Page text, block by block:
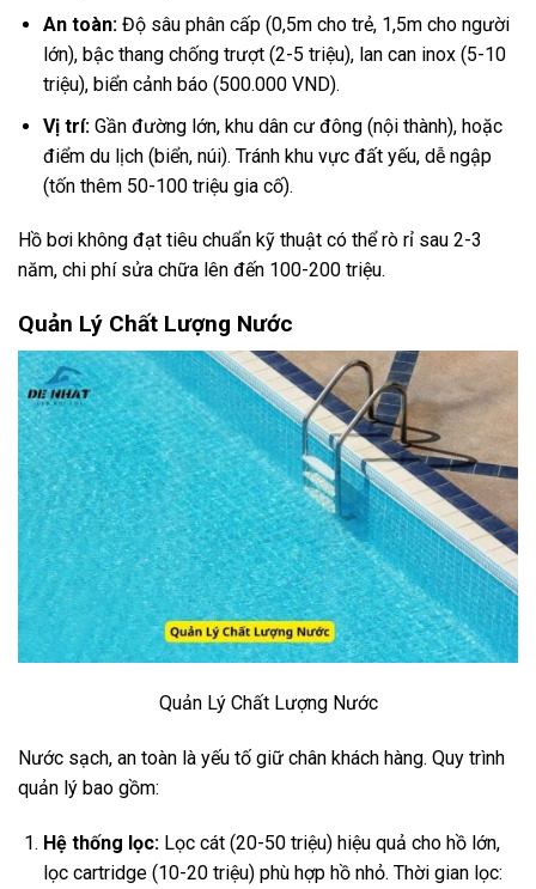
An toàn:Độ sâu phân cấp (0,5m cho trẻ, 1,5m cho người
lớn), bậc thang chống trượt (2-5 triệu), lan can inox (5-10
triệu), biển cảnh báo (500.000 VND).
Vị trí:Gần đường lớn, khu dân cư đông (nội thành), hoặc
điểm du lịch (biển, núi). Tránh khu vực đất yếu, dễ ngập
(tốn thêm 50-100 triệu gia cố).
Hồ bơi không đạt tiêu chuẩn kỹ thuật có thể rò rỉ sau 2-3
năm, chi phí sửa chữa lên đến 100-200 triệu.
Quản Lý Chất Lượng Nước
Quản Lý Chất Lượng Nước
Nước sạch, an toàn là yếu tố giữ chân khách hàng. Quy trình
quản lý bao gồm:
Hệ thống lọc:Lọc cát (20-50 triệu) hiệu quả cho hồ lớn,
lọc cartridge (10-20 triệu) phù hợp hồ nhỏ. Thời gian lọc: